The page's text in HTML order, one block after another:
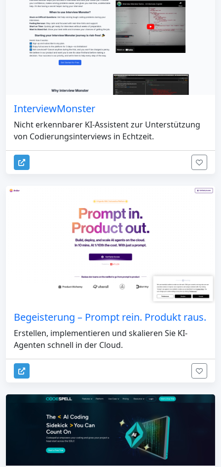
InterviewMonster
Nicht erkennbarer KI-Assistent zur Unterstützung
von Codierungsinterviews in Echtzeit.
Begeisterung – Prompt rein. Produkt raus.
Erstellen, implementieren und skalieren Sie KI-
Agenten schnell in der Cloud.